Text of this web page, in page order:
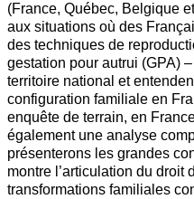
(France, Québec, Belgique
aux situations où des
des techniques de
gestation pour autrui (GPA)
territoire national et
configuration familiale en
enquête de terrain, en
également une analyse
présenterons les grandes
montre l’articulation du droit
transformations familiales